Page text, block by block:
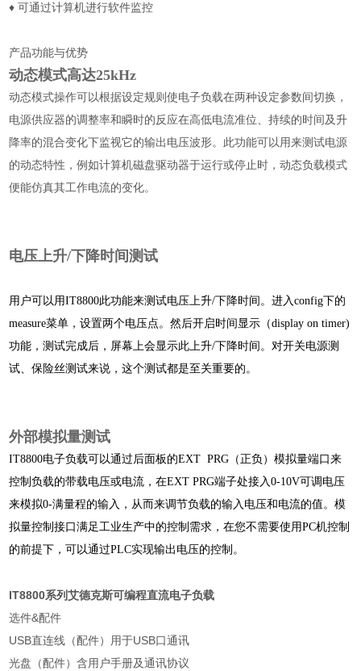
♦ 可通过计算机进行软件监控
产品功能与优势
动态模式高达25kHz
动态模式操作可以根据设定规则使电子负载在两种设定参数间切换，
电源供应器的调整率和瞬时的反应在高低电流准位、持续的时间及升
降率的混合变化下监视它的输出电压波形。此功能可以用来测试电源
的动态特性，例如计算机磁盘驱动器于运行或停止时，动态负载模式
便能仿真其工作电流的变化。
电压上升/下降时间测试
用户可以用IT8800此功能来测试电压上升/下降时间。进入config下的
measure菜单，设置两个电压点。然后开启时间显示（display on timer)
功能，测试完成后，屏幕上会显示此上升/下降时间。对开关电源测
试、保险丝测试来说，这个测试都是至关重要的。
外部模拟量测试
IT8800电子负载可以通过后面板的EXT PRG（正负）模拟量端口来
控制负载的带载电压或电流，在EXT PRG端子处接入0-10V可调电压
来模拟0-满量程的输入，从而来调节负载的输入电压和电流的值。模
拟量控制接口满足工业生产中的控制需求，在您不需要使用PC机控制
的前提下，可以通过PLC实现输出电压的控制。
IT8800系列艾德克斯可编程直流电子负载
选件&配件
USB直连线（配件）用于USB口通讯
光盘（配件）含用户手册及通讯协议